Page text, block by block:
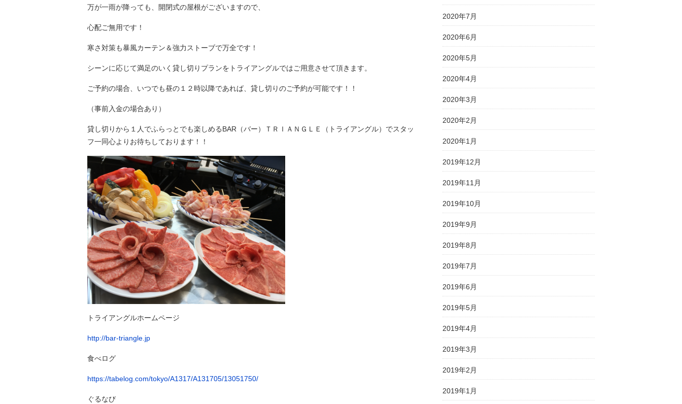
万が一雨が降っても、開閉式の屋根がございますので、
心配ご無用です！
寒さ対策も暴風カーテン＆強力ストーブで万全です！
シーンに応じて満足のいく貸し切りプランをトライアングルではご用意させて頂きます。
ご予約の場合、いつでも昼の１２時以降であれば、貸し切りのご予約が可能です！！
（事前入金の場合あり）
貸し切りから１人でふらっとでも楽しめるBAR（バー）ＴＲＩＡＮＧＬＥ（トライアングル）でスタッ
フ一同心よりお待ちしております！！
トライアングルホームページ
http://bar-triangle.jp
食べログ
https://tabelog.com/tokyo/A1317/A131705/13051750/
ぐるなび
2020年7月
2020年6月
2020年5月
2020年4月
2020年3月
2020年2月
2020年1月
2019年12月
2019年11月
2019年10月
2019年9月
2019年8月
2019年7月
2019年6月
2019年5月
2019年4月
2019年3月
2019年2月
2019年1月